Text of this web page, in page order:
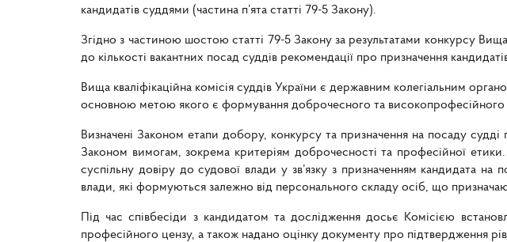
кандидатів суддями (частина п’ята статті 79-5 Закону).
Згідно з частиною шостою статті 79-5 Закону за результатами конкурсу
до кількості вакантних посад суддів рекомендації про призначення
Вища кваліфікаційна комісія суддів України є державним колегіальним
основною метою якого є формування доброчесного та високопрофесійного
Визначені Законом етапи добору, конкурсу та призначення на посаду
Законом вимогам, зокрема критеріям доброчесності та професійної
суспільну довіру до судової влади у зв’язку з призначенням кандидата
влади, які формуються залежно від персонального складу осіб, що
Під час співбесіди з кандидатом та дослідження досьє Комісією
професійного цензу, а також надано оцінку документу про підтвердження